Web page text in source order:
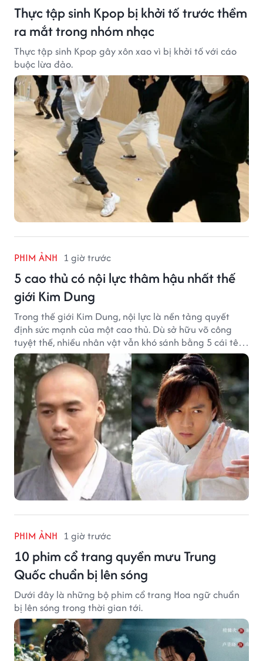
Thực tập sinh Kpop bị khởi tố trước thềm
ra mắt trong nhóm nhạc
Thực tập sinh Kpop gây xôn xao vì bị khởi tố với cáo
buộc lừa đảo.
PHIM ẢNH 1 giờ trước
5 cao thủ có nội lực thâm hậu nhất thế
giới Kim Dung
Trong thế giới Kim Dung, nội lực là nền tảng quyết
định sức mạnh của một cao thủ. Dù sở hữu võ công
tuyệt thế, nhiều nhân vật vẫn khó sánh bằng 5 cái tên
dưới đây về độ thâm hậu của chân khí.
PHIM ẢNH 1 giờ trước
10 phim cổ trang quyền mưu Trung
Quốc chuẩn bị lên sóng
Dưới đây là những bộ phim cổ trang Hoa ngữ chuẩn
bị lên sóng trong thời gian tới.